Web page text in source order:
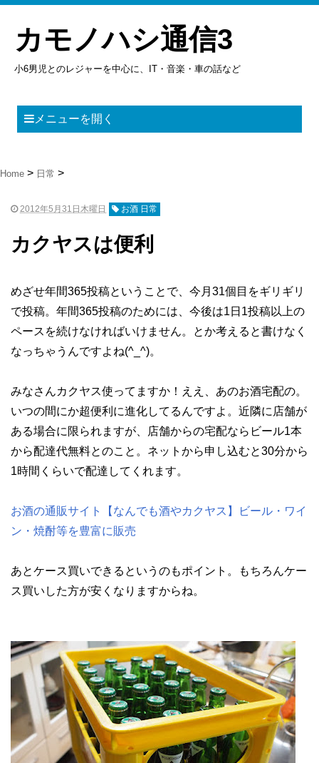
カモノハシ通信3
小6男児とのレジャーを中心に、IT・音楽・車の話など
メニューを開く
Home 日常
2012年5月31日木曜日 お酒 日常
カクヤスは便利
めざせ年間365投稿ということで、今月31個目をギリギリ
で投稿。年間365投稿のためには、今後は1日1投稿以上の
ペースを続けなければいけません。とか考えると書けなく
なっちゃうんですよね(^_^)。
みなさんカクヤス使ってますか！ええ、あのお酒宅配の。
いつの間にか超便利に進化してるんですよ。近隣に店舗が
ある場合に限られますが、店舗からの宅配ならビール1本
から配達代無料とのこと。ネットから申し込むと30分から
1時間くらいで配達してくれます。
お酒の通販サイト【なんでも酒やカクヤス】ビール・ワイ
ン・焼酎等を豊富に販売
あとケース買いできるというのもポイント。もちろんケー
ス買いした方が安くなりますからね。